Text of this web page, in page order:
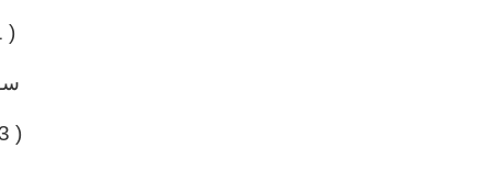
( 71 – 92 )
( 93 – 109 )